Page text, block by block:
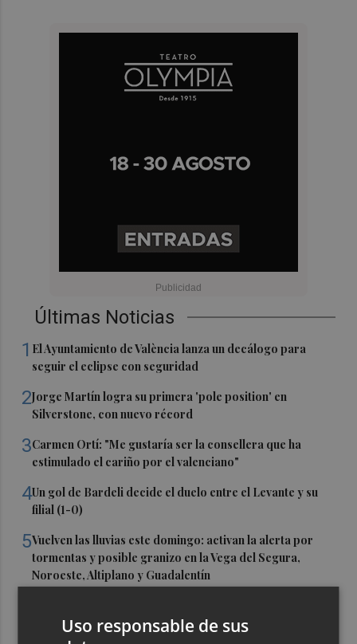
Últimas Noticias
1 El Ayuntamiento de València lanza un decálogo para
seguir el eclipse con seguridad
2Jorge Martín logra su primera 'pole position' en
Silverstone, con nuevo récord
3Carmen Ortí: "Me gustaría ser la consellera que ha
estimulado el cariño por el valenciano"
4Un gol de Bardeli decide el duelo entre el Levante y su
filial (1-0)
5Vuelven las lluvias este domingo: activan la alerta por
tormentas y posible granizo en la Vega del Segura,
Noroeste, Altiplano y Guadalentín
Uso responsable de sus